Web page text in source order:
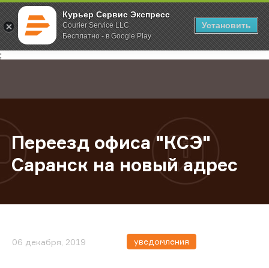
Курьер Сервис Экспресс
Courier Service LLC
Бесплатно - в Google Play
Установить
;
Главная О компании Новости Переезд офиса "КСЭ" Саранск на
Переезд офиса "КСЭ"
Саранск на новый адрес
06 декабря, 2019 уведомления